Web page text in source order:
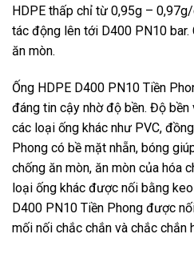
HDPE thấp chỉ từ 0,95g –
tác động lên tới D400 PN10
ăn mòn.
Ống HDPE D400 PN10 Tiền
đáng tin cậy nhờ độ bền. Độ
các loại ống khác như PVC,
Phong có bề mặt nhẵn, bóng
chống ăn mòn, ăn mòn của hóa
loại ống khác được nối bằng
D400 PN10 Tiền Phong được
mối nối chắc chắn và chắc chắn